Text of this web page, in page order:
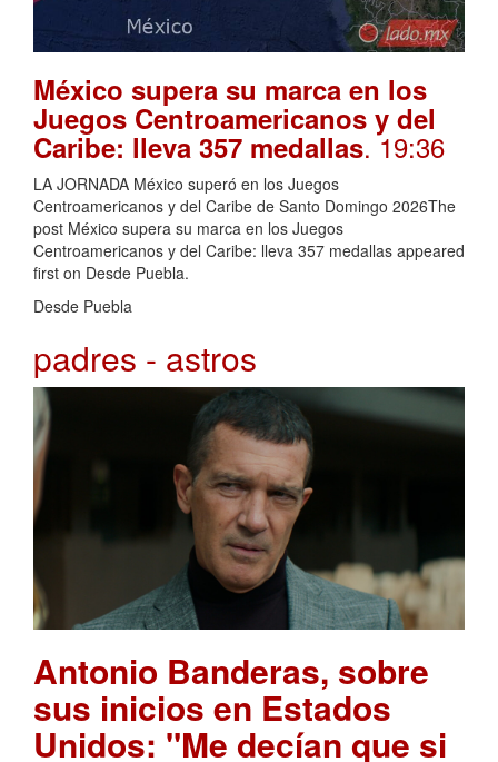
México supera su marca en los
Juegos Centroamericanos y del
Caribe: lleva 357 medallas. 19:36
LA JORNADA México superó en los Juegos
Centroamericanos y del Caribe de Santo Domingo 2026The
post México supera su marca en los Juegos
Centroamericanos y del Caribe: lleva 357 medallas appeared
first on Desde Puebla.
Desde Puebla
padres - astros
Antonio Banderas, sobre
sus inicios en Estados
Unidos: "Me decían que si